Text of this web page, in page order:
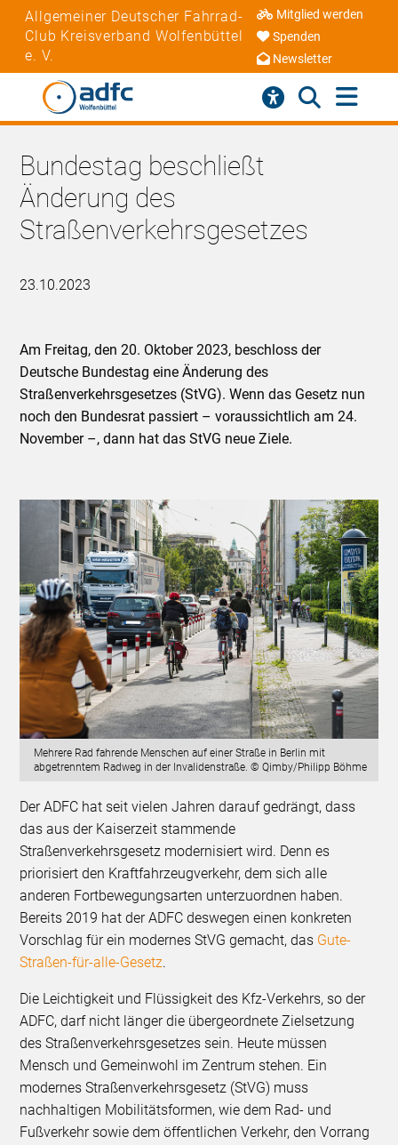
Allgemeiner Deutscher Fahrrad-
Club Kreisverband Wolfenbüttel
e. V.
Mitglied werden
Spenden
Newsletter
Bundestag beschließt
Änderung des
Straßenverkehrsgesetzes
23.10.2023
Am Freitag, den 20. Oktober 2023, beschloss der
Deutsche Bundestag eine Änderung des
Straßenverkehrsgesetzes (StVG). Wenn das Gesetz nun
noch den Bundesrat passiert – voraussichtlich am 24.
November –, dann hat das StVG neue Ziele.
Mehrere Rad fahrende Menschen auf einer Straße in Berlin mit
abgetrenntem Radweg in der Invalidenstraße. © Qimby/Philipp Böhme
Der ADFC hat seit vielen Jahren darauf gedrängt, dass
das aus der Kaiserzeit stammende
Straßenverkehrsgesetz modernisiert wird. Denn es
priorisiert den Kraftfahrzeugverkehr, dem sich alle
anderen Fortbewegungsarten unterzuordnen haben.
Bereits 2019 hat der ADFC deswegen einen konkreten
Vorschlag für ein modernes StVG gemacht, das Gute-
Straßen-für-alle-Gesetz.
Die Leichtigkeit und Flüssigkeit des Kfz-Verkehrs, so der
ADFC, darf nicht länger die übergeordnete Zielsetzung
des Straßenverkehrsgesetzes sein. Heute müssen
Mensch und Gemeinwohl im Zentrum stehen. Ein
modernes Straßenverkehrsgesetz (StVG) muss
nachhaltigen Mobilitätsformen, wie dem Rad- und
Fußverkehr sowie dem öffentlichen Verkehr, den Vorrang